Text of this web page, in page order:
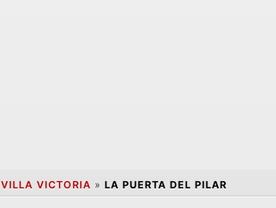
VILLA VICTORIA » LA PUERTA DEL PILAR